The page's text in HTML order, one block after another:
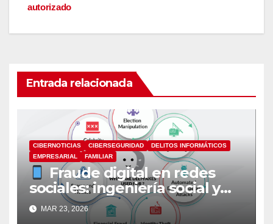
autorizado
Entrada relacionada
CIBERNOTICIAS CIBERSEGURIDAD
DELITOS INFORMÁTICOS
EMPRESARIAL
FAMILIAR
Fraude digital en redes
sociales: ingeniería social y
suplantación en la era de la IA
MAR 23, 2026